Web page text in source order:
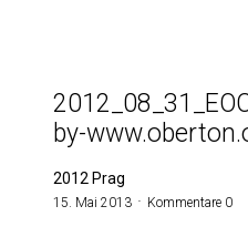
by-
2012 Prag
15. Mai 2013 Kommentare 0